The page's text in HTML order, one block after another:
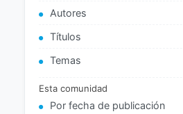
Autores
Títulos
Temas
Esta comunidad
Por fecha de publicación